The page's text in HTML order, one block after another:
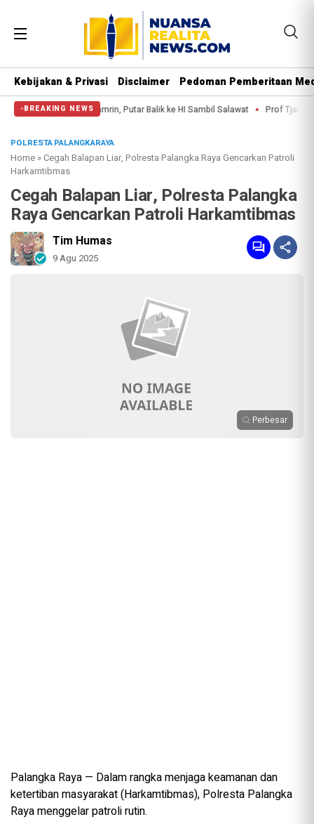
Kebijakan & Privasi Disclaimer Pedoman Pemberitaan
BREAKING NEWS
Thamrin, Putar Balik ke HI Sambil Salawat Prof Tjandra: Varian
POLRESTA PALANGKARAYA
Home »Cegah Balapan Liar, Polresta Palangka Raya Gencarkan Patroli
Harkamtibmas
Cegah Balapan Liar, Polresta Palangka
Raya Gencarkan Patroli Harkamtibmas
Tim Humas
9 Agu 2025
Perbesar
Palangka Raya — Dalam rangka menjaga keamanan dan
ketertiban masyarakat (Harkamtibmas), Polresta Palangka
Raya menggelar patroli rutin.